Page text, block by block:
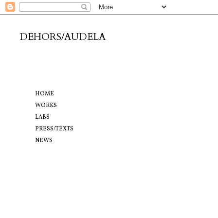
DEHORS/AUDELA
HOME
WORKS
LABS
PRESS/TEXTS
NEWS